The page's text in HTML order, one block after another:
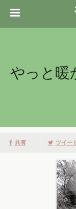
やっと暖
共有 ツイー